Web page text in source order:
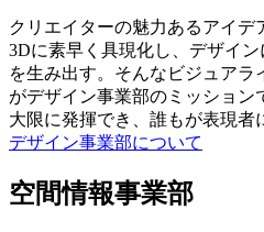
クリエイターの魅力あるアイデ
3Dに素早く具現化し、デザイ
を生み出す。そんなビジュア
がデザイン事業部のミッショ
大限に発揮でき、誰もが表現者
デザイン事業部について
空間情報事業部